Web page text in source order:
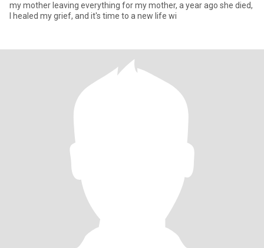
my mother leaving everything for my mother, a year ago she died,
I healed my grief, and it's time to a new life wi